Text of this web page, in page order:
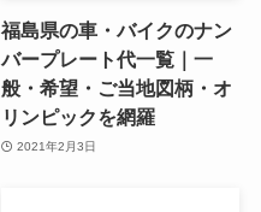
福島県の車・バイクのナン
バープレート代一覧｜一
般・希望・ご当地図柄・オ
リンピックを網羅
2021年2月3日